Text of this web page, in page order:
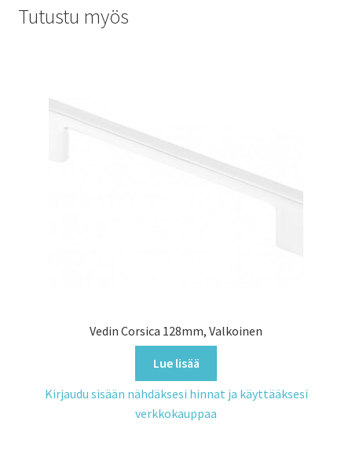
Tutustu myös
Vedin Corsica 128mm, Valkoinen
Lue lisää
Kirjaudu sisään nähdäksesi hinnat ja käyttääksesi
verkkokauppaa